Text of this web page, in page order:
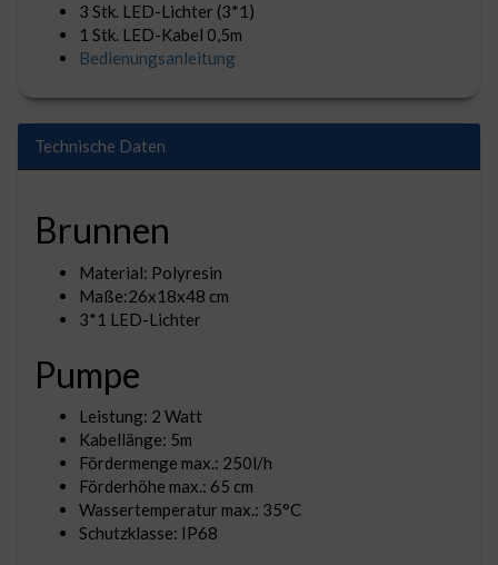
3 Stk. LED-Lichter (3*1)
1 Stk. LED-Kabel 0,5m
Bedienungsanleitung
Technische Daten
Brunnen
Material: Polyresin
Maße:26x18x48 cm
3*1 LED-Lichter
Pumpe
Leistung: 2 Watt
Kabellänge: 5m
Fördermenge max.: 250l/h
Förderhöhe max.: 65 cm
Wassertemperatur max.: 35°C
Schutzklasse: IP68